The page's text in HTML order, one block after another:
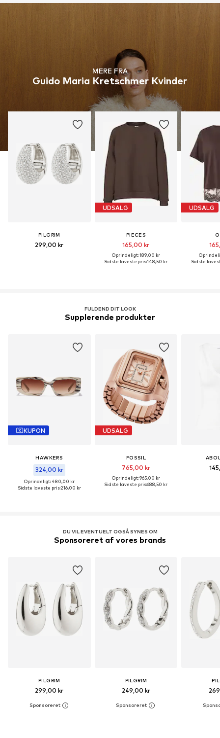
MERE FRA
Guido Maria Kretschmer Kvinder
PILGRIM
299,00 kr
UDSALG
PIECES
165,00 kr
Oprindeligt: 189,00 kr
Sidste laveste pris:148,50 kr
UDSALG
Sidste
FULDEND DIT LOOK
Supplerende produkter
KUPON
HAWKERS
324,00 kr
Oprindeligt: 480,00 kr
Sidste laveste pris:216,00 kr
UDSALG
FOSSIL
765,00 kr
Oprindeligt: 965,00 kr
Sidste laveste pris:688,50 kr
DU VIL EVENTUELT OGSÅ SYNES OM
Sponsoreret af vores brands
PILGRIM
299,00 kr
PILGRIM
249,00 kr